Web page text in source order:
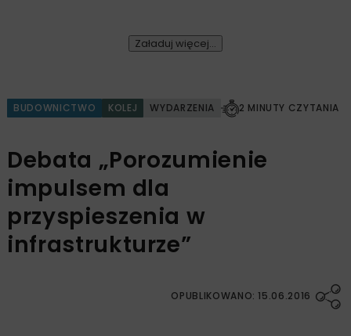
Załaduj więcej...
BUDOWNICTWO KOLEJ WYDARZENIA 2 MINUTY CZYTANIA
Debata „Porozumienie
impulsem dla
przyspieszenia w
infrastrukturze”
OPUBLIKOWANO: 15.06.2016